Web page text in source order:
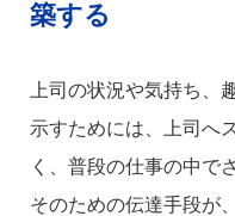
築する
上司の状況や気持ち、
示すためには、上司へ
く、普段の仕事の中で
そのための伝達手段が